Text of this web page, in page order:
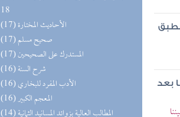
18
(17) الأحاديث المختارة
(17) صحيح مسلم
(17) المستدرك على الصحيحين
(16) شرح السنة
(16) الأدب المفرد للبخاري
(16) المعجم الكبير
بعد